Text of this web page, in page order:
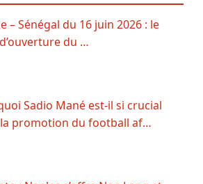
– Sénégal du 16 juin 2026 : le
du …
Sadio Mané est-il si crucial
promotion du football af…